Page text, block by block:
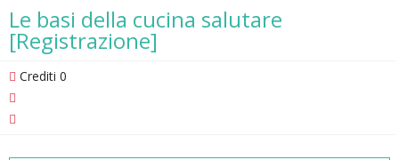
Le basi della cucina salutare
[Registrazione]
Crediti 0